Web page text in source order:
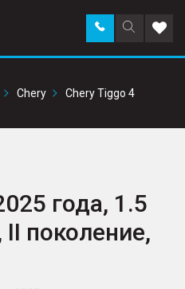
Поиск
по
Заказать
звонок в
Chery Chery Tiggo 4
года, 1.5
поколение,